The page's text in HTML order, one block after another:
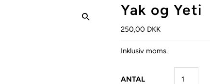
Yak og Yeti
250,00 DKK
Inklusiv moms.
ANTAL